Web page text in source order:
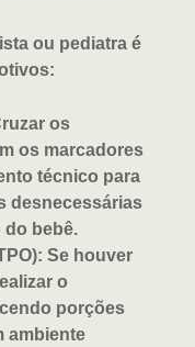
ou pediatra é
os
os marcadores
técnico para
desnecessárias
do bebê.
Se houver
o
porções
ambiente